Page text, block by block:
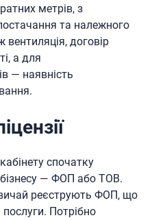
метрів, з
та належного
договір
а для
— наявність
спочатку
— ФОП або ТОВ.
реєструють ФОП, що
Потрібно